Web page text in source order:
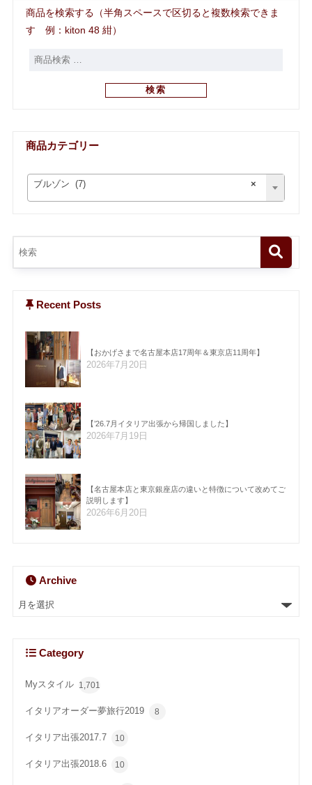
商品を検索する（半角スペースで区切ると複数検索できま
す 例：kiton 48 紺）
検索
商品カテゴリー
×
ブルゾン (7)
Recent Posts
【おかげさまで名古屋本店17周年＆東京店11周年】
2026年7月20日
【’26.7月イタリア出張から帰国しました】
2026年7月19日
【名古屋本店と東京銀座店の違いと特徴について改めてご
説明します】
2026年6月20日
Archive
Category
Myスタイル 1,701
イタリアオーダー夢旅行2019 8
イタリア出張2017.7 10
イタリア出張2018.6 10